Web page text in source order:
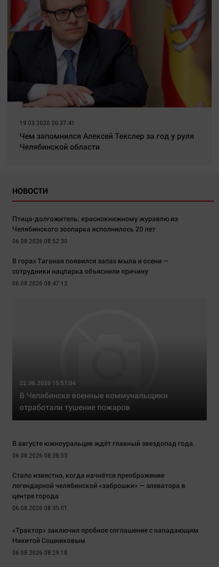
19.03.2020 20:37:41
Чем запомнился Алексей Текслер за год у руля
Челябинской области
НОВОСТИ
Птица-долгожитель: краснокнижному журавлю из
Челябинского зоопарка исполнилось 20 лет
06.08.2026 08:52:30
В горах Таганая появился запах мыла и осени —
сотрудники нацпарка объяснили причину
06.08.2026 08:47:13
22.06.2026 15:57:04
В Челябинске военные коммунальщики
отработали тушение пожаров
В августе южноуральцев ждёт главный звездопад года.
06.08.2026 08:38:53
Стало известно, когда начнётся преображение
легендарной челябинской «заброшки» — элеватора в
центре города
06.08.2026 08:35:01
«Трактор» заключил пробное соглашение с нападающим
Никитой Сошниковым
06.08.2026 08:29:18